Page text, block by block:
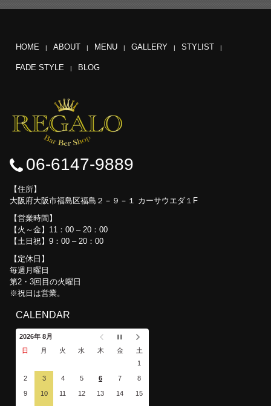
HOME ABOUT MENU GALLERY STYLIST
FADE STYLE BLOG
06-6147-9889
住所
大阪府大阪市福島区福島２－９－１ カーサウエダ１F
営業時間
【火～金】11：00 – 20：00
【土日祝】9：00 – 20：00
定休日
毎週月曜日
第2・3回目の火曜日
※祝日は営業。
CALENDAR
2026年 8月
日
月 火 水 木 金
土
1
2 3 4 5 6 7 8
9 10 11 12 13 14 15